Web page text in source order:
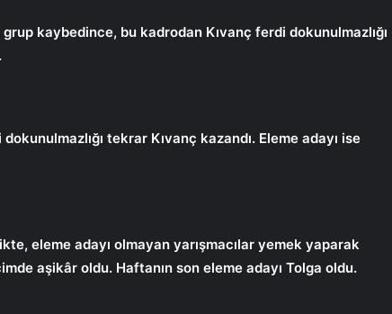
kaybedince, bu kadrodan Kıvanç ferdi dokunulmazlığı
tekrar Kıvanç kazandı. Eleme adayı ise
eleme adayı olmayan yarışmacılar yemek yaparak
aşikâr oldu. Haftanın son eleme adayı Tolga oldu.